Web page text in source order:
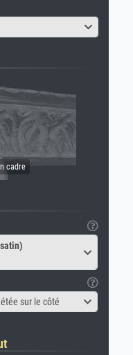
sur le côté